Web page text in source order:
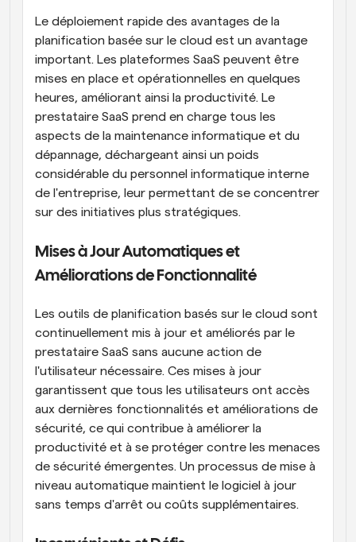
Le déploiement rapide des avantages de la
planification basée sur le cloud est un avantage
important. Les plateformes SaaS peuvent être
mises en place et opérationnelles en quelques
heures, améliorant ainsi la productivité. Le
prestataire SaaS prend en charge tous les
aspects de la maintenance informatique et du
dépannage, déchargeant ainsi un poids
considérable du personnel informatique interne
de l'entreprise, leur permettant de se concentrer
sur des initiatives plus stratégiques.
Mises à Jour Automatiques et
Améliorations de Fonctionnalité
Les outils de planification basés sur le cloud sont
continuellement mis à jour et améliorés par le
prestataire SaaS sans aucune action de
l'utilisateur nécessaire. Ces mises à jour
garantissent que tous les utilisateurs ont accès
aux dernières fonctionnalités et améliorations de
sécurité, ce qui contribue à améliorer la
productivité et à se protéger contre les menaces
de sécurité émergentes. Un processus de mise à
niveau automatique maintient le logiciel à jour
sans temps d'arrêt ou coûts supplémentaires.